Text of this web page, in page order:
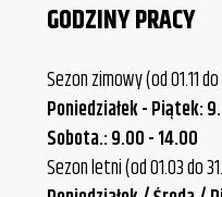
GODZINY PRACY
Sezon zimowy (od 01.11
Poniedziałek - Piątek:
Sobota.: 9.00 - 14.00
Sezon letni (od 01.03 do